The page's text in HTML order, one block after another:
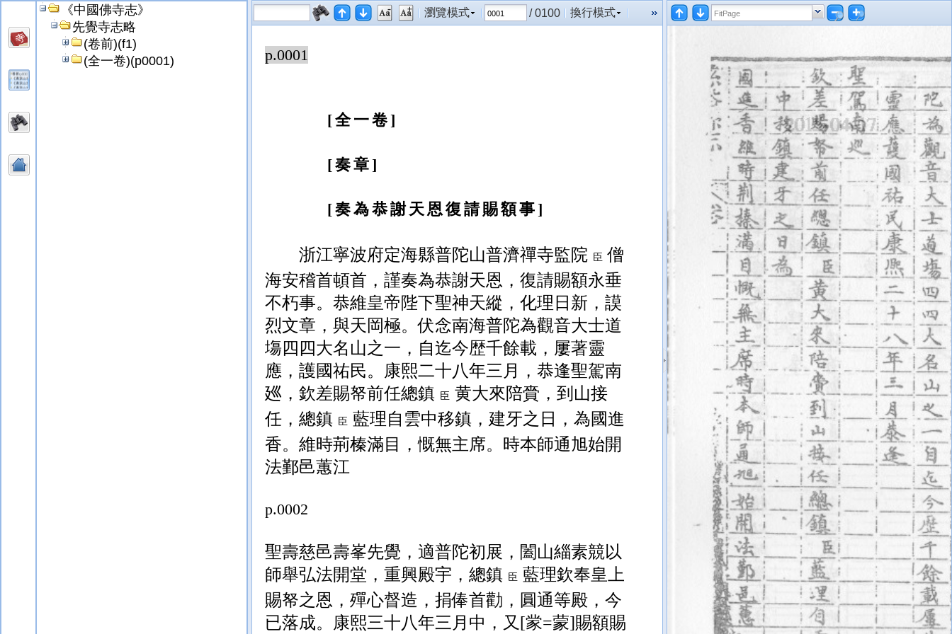
《中國佛寺志》
先覺寺志略
(卷前)(f1)
(全一卷)(p0001)
瀏覽模式 / 0100 換行模式
p.0001
全一卷
奏章
奏為恭謝天恩復請賜額事
浙江寧波府定海縣普陀山普濟禪寺監院 臣 僧
海安稽首頓首，謹奏為恭謝天恩，復請賜額永垂
不朽事。恭維皇帝陛下聖神天縱，化理日新，謨
烈文章，與天岡極。伏念南海普陀為觀音大士道
塲四四大名山之一，自迄今歴千餘載，屢著靈
應，護國祐民。康熙二十八年三月，恭逢聖駕南
廵， 欽差賜帑前任總鎮 臣 黄大來陪賫，到山接
任，總鎮
臣 藍理自雲中移鎮，建牙之日，為國進
香。維時荊榛滿目，慨無主席。時本師通旭始開
法鄞邑蕙江
p.0002
聖壽慈邑壽峯先覺，適普陀初展，闔山緇素競以
師舉弘法開堂，重興殿宇，總鎮 臣 藍理欽奉皇上
賜帑之恩，殫心督造，捐俸首勸，圓通等殿，今
已落成。康熙三十八年三月中，又 [䝉=蒙]賜額賜